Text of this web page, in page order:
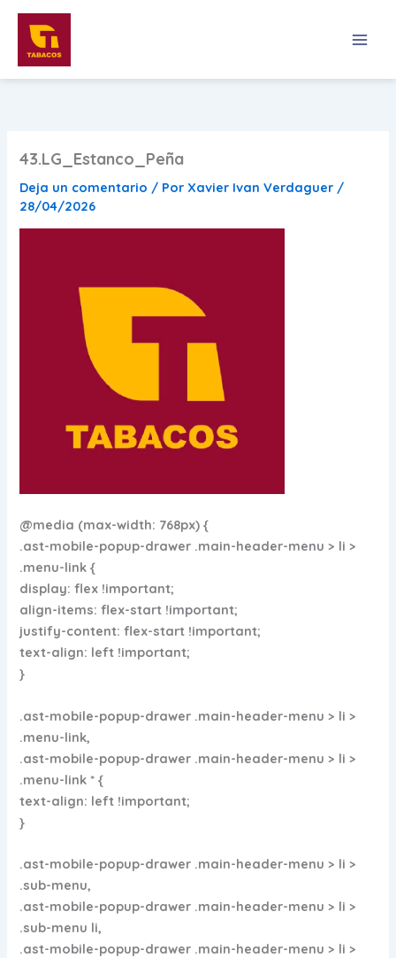
contenido
43.LG_Estanco_Peña
Deja un comentario / Por Xavier Ivan Verdaguer /
28/04/2026
@media (max-width: 768px) {
.ast-mobile-popup-drawer .main-header-menu > li >
.menu-link {
display: flex !important;
align-items: flex-start !important;
justify-content: flex-start !important;
text-align: left !important;
}
.ast-mobile-popup-drawer .main-header-menu > li >
.menu-link,
.ast-mobile-popup-drawer .main-header-menu > li >
.menu-link * {
text-align: left !important;
}
.ast-mobile-popup-drawer .main-header-menu > li >
.sub-menu,
.ast-mobile-popup-drawer .main-header-menu > li >
.sub-menu li,
.ast-mobile-popup-drawer .main-header-menu > li >